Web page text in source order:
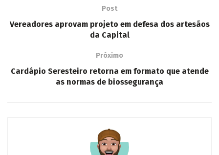
Post
Vereadores aprovam projeto em defesa dos artesãos
da Capital
Próximo
Cardápio Seresteiro retorna em formato que atende
as normas de biossegurança